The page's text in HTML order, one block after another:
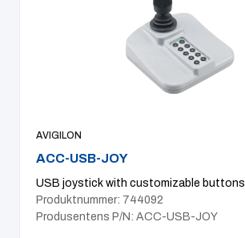
AVIGILON
ACC-USB-JOY
USB joystick with customizable buttons
Produktnummer: 744092
Produsentens P/N: ACC-USB-JOY